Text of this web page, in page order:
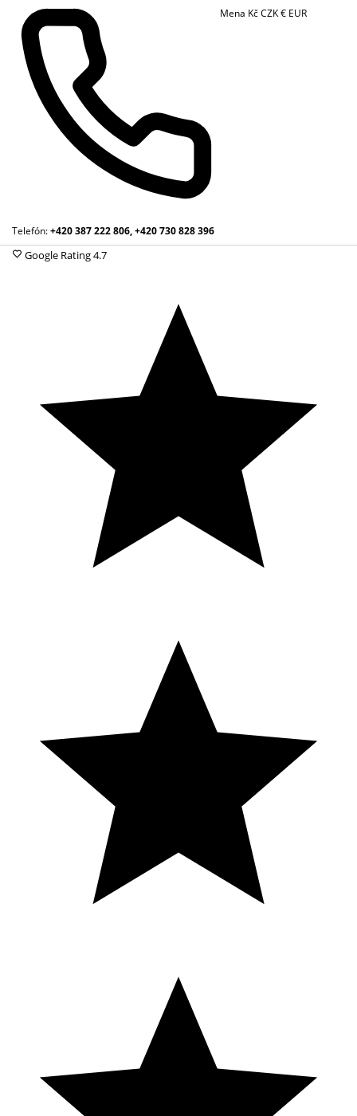
Telefón:+420 387 222 806, +420 730 828 396
Mena KčCZK€ EUR
Google Rating4.7